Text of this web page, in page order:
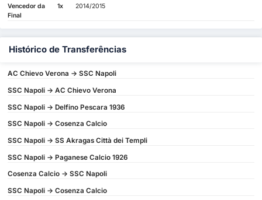
Vencedor da
Final
1x 2014/2015
Histórico de Transferências
AC Chievo Verona -> SSC Napoli
SSC Napoli -> AC Chievo Verona
SSC Napoli -> Delfino Pescara 1936
SSC Napoli -> Cosenza Calcio
SSC Napoli -> SS Akragas Città dei Templi
SSC Napoli -> Paganese Calcio 1926
Cosenza Calcio -> SSC Napoli
SSC Napoli -> Cosenza Calcio